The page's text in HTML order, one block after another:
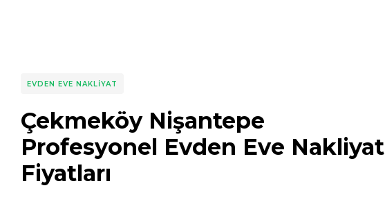
EVDEN EVE NAKLIYAT
Çekmeköy Nişantepe
Profesyonel Evden Eve Nakliyat
Fiyatları